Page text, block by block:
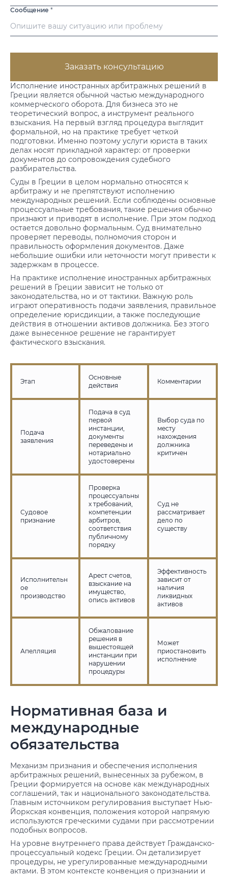
Исполнение иностранных арбитражных решений в
Греции является обычной частью международного
коммерческого оборота. Для бизнеса это не
теоретический вопрос, а инструмент реального
взыскания. На первый взгляд процедура выглядит
формальной, но на практике требует четкой
подготовки. Именно поэтому услуги юриста в таких
делах носят прикладной характер: от проверки
документов до сопровождения судебного
разбирательства.
Суды в Греции в целом нормально относятся к
арбитражу и не препятствуют исполнению
международных решений. Если соблюдены основные
процессуальные требования, такие решения обычно
признают и приводят в исполнение. При этом подход
остается довольно формальным. Суд внимательно
проверяет переводы, полномочия сторон и
правильность оформления документов. Даже
небольшие ошибки или неточности могут привести к
задержкам в процессе.
На практике исполнение иностранных арбитражных
решений в Греции зависит не только от
законодательства, но и от тактики. Важную роль
играют оперативность подачи заявления, правильное
определение юрисдикции, а также последующие
действия в отношении активов должника. Без этого
даже вынесенное решение не гарантирует
фактического взыскания.
Этап
Основные
действия
Комментарии
Подача
заявления
Подача в суд
первой
инстанции,
документы
переведены и
нотариально
удостоверены
Выбор суда по
месту
нахождения
должника
критичен
Судовое
признание
Проверка
процессуальны
х требований,
компетенции
арбитров,
соответствия
публичному
порядку
Суд не
рассматривает
дело по
существу
Исполнительн
ое
производство
Арест счетов,
взыскание на
имущество,
опись активов
Эффективность
зависит от
наличия
ликвидных
активов
Апелляция
Обжалование
решения в
вышестоящей
инстанции при
нарушении
процедуры
Может
приостановить
исполнение
Нормативная база и
международные
обязательства
Механизм признания и обеспечения исполнения
арбитражных решений, вынесенных за рубежом, в
Греции формируется на основе как международных
соглашений, так и национального законодательства.
Главным источником регулирования выступает Нью-
Йоркская конвенция, положения которой напрямую
используются греческими судами при рассмотрении
подобных вопросов.
На уровне внутреннего права действует Гражданско-
процессуальный кодекс Греции. Он детализирует
процедуры, не урегулированные международными
актами. В этом контексте конвенция о признании и
Сообщение *
Заказать консультацию